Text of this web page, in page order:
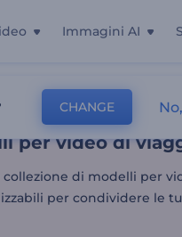
Immagini AI
video
Montaggio Video Video Di
per video di
collezione di modelli per
per condividere le
CHANGE